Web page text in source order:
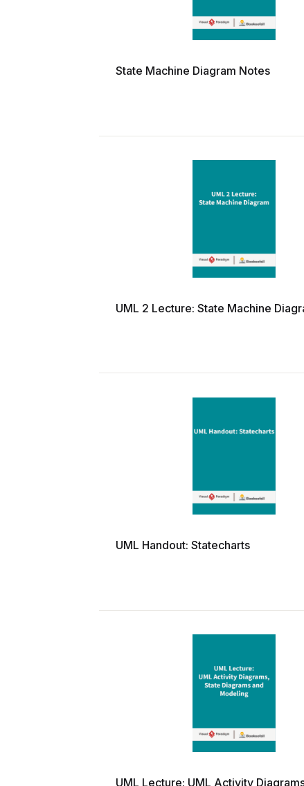
State Machine Diagram Notes
UML 2 Lecture: State Machine
UML Handout: Statecharts
UML Lecture: UML Activity